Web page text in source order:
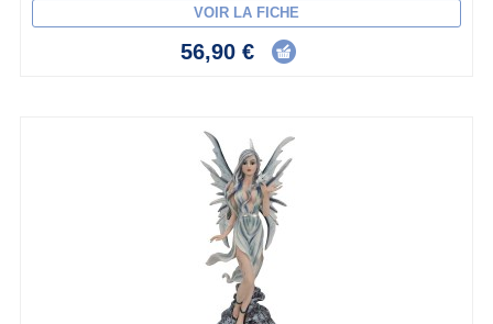
VOIR LA FICHE
56,90 €